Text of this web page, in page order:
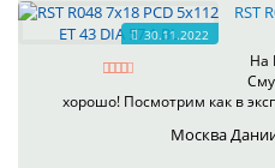
30.11.2022
RST
На
хорошо! Посмотрим как в
Москва